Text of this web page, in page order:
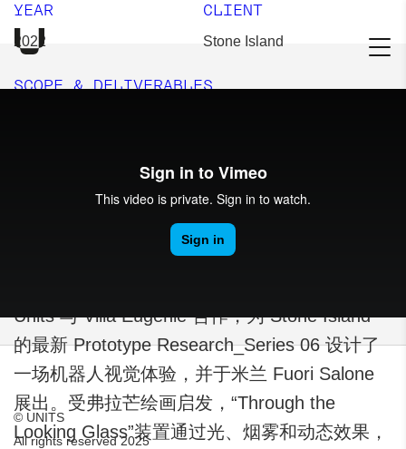
CLIENT
Stone Island
YEAR
2022
SCOPE & DELIVERABLES
Units 与 Villa Eugénie 合作，为 Stone Island
的最新 Prototype Research_Series 06 设计了
一场机器人视觉体验，并于米兰 Fuori Salone
展出。受弗拉芒绘画启发，“Through the
Looking Glass”装置通过光、烟雾和动态效果，
© UNITS
All rights reserved 2025